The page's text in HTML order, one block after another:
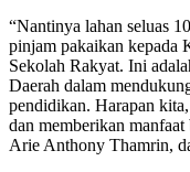
“Nantinya lahan seluas
pinjam pakaikan kepada
Sekolah Rakyat. Ini
Daerah dalam
pendidikan. Harapan
dan memberikan
Arie Anthony Thamrin,